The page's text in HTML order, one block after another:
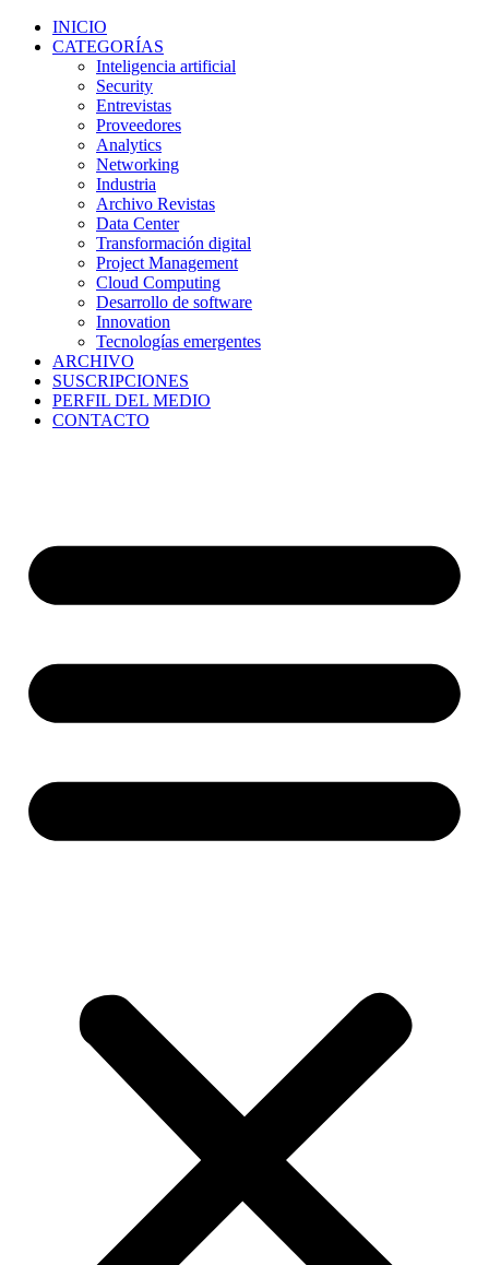
INICIO
CATEGORÍAS
Inteligencia artificial
Security
Entrevistas
Proveedores
Analytics
Networking
Industria
Archivo Revistas
Data Center
Transformación digital
Project Management
Cloud Computing
Desarrollo de software
Innovation
Tecnologías emergentes
ARCHIVO
SUSCRIPCIONES
PERFIL DEL MEDIO
CONTACTO